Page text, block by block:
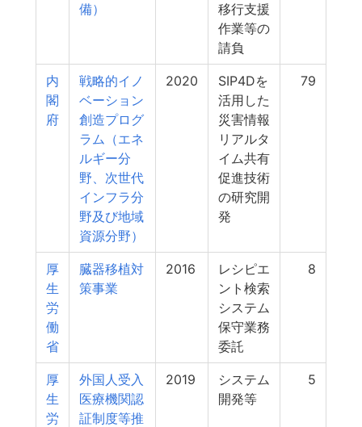
備）
移行支援
作業等の
請負
内
閣
府
戦略的イノ
ベーション
創造プログ
ラム（エネ
ルギー分
野、次世代
インフラ分
野及び地域
資源分野）
2020
SIP4Dを
活用した
災害情報
リアルタ
イム共有
促進技術
の研究開
発
79
厚
生
労
働
省
臓器移植対
策事業
2016
レシピエ
ント検索
システム
保守業務
委託
8
厚
生
労
外国人受入
医療機関認
証制度等推
2019
システム
開発等
5